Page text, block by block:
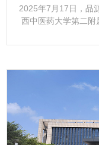
2025年7月17日，品
西中医药大学第二附